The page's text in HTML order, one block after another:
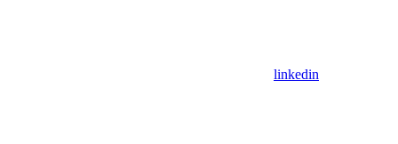
linkedin